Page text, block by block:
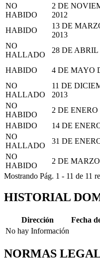
NO
HABIDO
2 DE
2012
HABIDO
13 DE
2013
NO
HALLADO
28 DE ABRIL
HABIDO 4 DE MAYO
NO
HALLADO
11 DE
2013
NO
HABIDO
2 DE ENERO
HABIDO
14 DE
NO
HALLADO
31 DE
NO
HABIDO
2 DE
Mostrando Pág. 1 - 11 de 11
HISTORIAL
Dirección
Fecha
No hay Información
NORMAS